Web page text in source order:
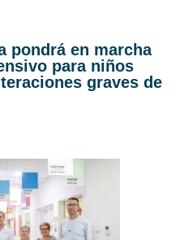
pondrá en marcha
para niños
graves de